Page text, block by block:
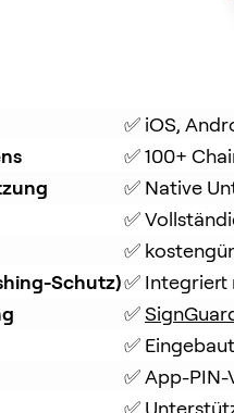
✅ iOS,
✅ 100+
✅ Native
✅
✅
Schutz)✅
✅
✅
✅ App-
✅